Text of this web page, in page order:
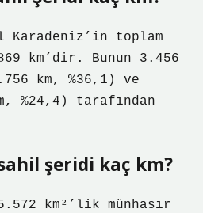
Karadeniz’in toplam
km’dir. Bunun 3.456
km, %36,1) ve
%24,4) tarafından
şeridi kaç km?
km²’lik münhasır